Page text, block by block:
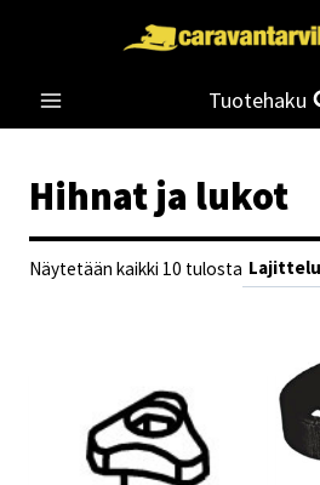
Tuotehaku
Hihnat ja lukot
Näytetään kaikki 10 tulosta